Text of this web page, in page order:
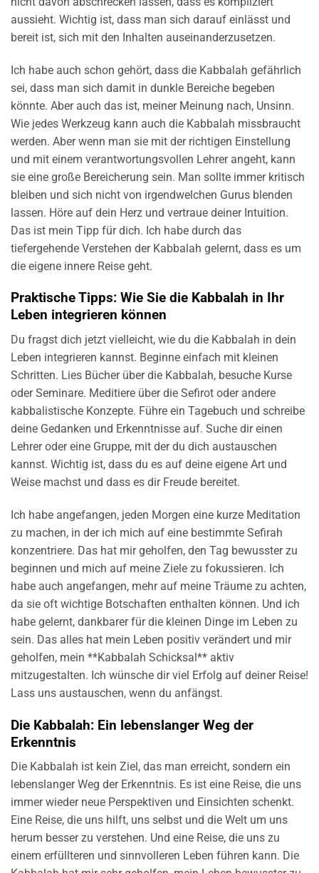
aussieht. Wichtig ist, dass man sich darauf einlässt und
bereit ist, sich mit den Inhalten auseinanderzusetzen.
Ich habe auch schon gehört, dass die Kabbalah gefährlich
sei, dass man sich damit in dunkle Bereiche begeben
könnte. Aber auch das ist, meiner Meinung nach, Unsinn.
Wie jedes Werkzeug kann auch die Kabbalah missbraucht
werden. Aber wenn man sie mit der richtigen Einstellung
und mit einem verantwortungsvollen Lehrer angeht, kann
sie eine große Bereicherung sein. Man sollte immer kritisch
bleiben und sich nicht von irgendwelchen Gurus blenden
lassen. Höre auf dein Herz und vertraue deiner Intuition.
Das ist mein Tipp für dich. Ich habe durch das
tiefergehende Verstehen der Kabbalah gelernt, dass es um
die eigene innere Reise geht.
Praktische Tipps: Wie Sie die Kabbalah in Ihr
Leben integrieren können
Du fragst dich jetzt vielleicht, wie du die Kabbalah in dein
Leben integrieren kannst. Beginne einfach mit kleinen
Schritten. Lies Bücher über die Kabbalah, besuche Kurse
oder Seminare. Meditiere über die Sefirot oder andere
kabbalistische Konzepte. Führe ein Tagebuch und schreibe
deine Gedanken und Erkenntnisse auf. Suche dir einen
Lehrer oder eine Gruppe, mit der du dich austauschen
kannst. Wichtig ist, dass du es auf deine eigene Art und
Weise machst und dass es dir Freude bereitet.
Ich habe angefangen, jeden Morgen eine kurze Meditation
zu machen, in der ich mich auf eine bestimmte Sefirah
konzentriere. Das hat mir geholfen, den Tag bewusster zu
beginnen und mich auf meine Ziele zu fokussieren. Ich
habe auch angefangen, mehr auf meine Träume zu achten,
da sie oft wichtige Botschaften enthalten können. Und ich
habe gelernt, dankbarer für die kleinen Dinge im Leben zu
sein. Das alles hat mein Leben positiv verändert und mir
geholfen, mein **Kabbalah Schicksal** aktiv
mitzugestalten. Ich wünsche dir viel Erfolg auf deiner Reise!
Lass uns austauschen, wenn du anfängst.
Die Kabbalah: Ein lebenslanger Weg der
Erkenntnis
Die Kabbalah ist kein Ziel, das man erreicht, sondern ein
lebenslanger Weg der Erkenntnis. Es ist eine Reise, die uns
immer wieder neue Perspektiven und Einsichten schenkt.
Eine Reise, die uns hilft, uns selbst und die Welt um uns
herum besser zu verstehen. Und eine Reise, die uns zu
einem erfüllteren und sinnvolleren Leben führen kann. Die